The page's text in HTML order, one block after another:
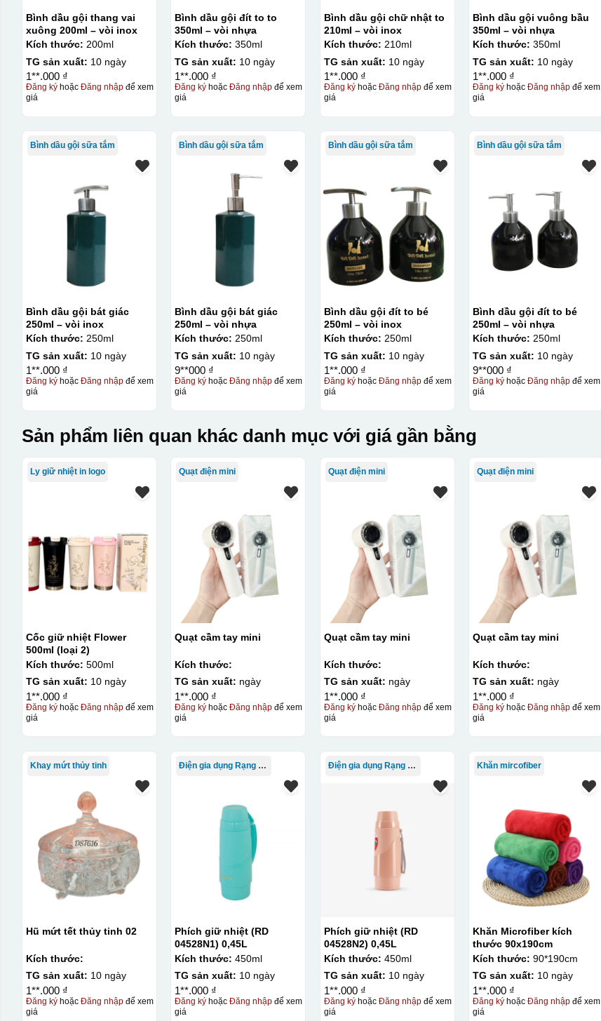
Men hỏa biến
Bình dầu gội thang vai
xuông 200ml – vòi inox
Kích thước: 200ml
TG sản xuất: 10 ngày
1**.000 ₫
Đăng kýhoặc Đăng nhậpđể xem
giá
Bình dầu gội đít to to
350ml – vòi nhựa
Kích thước: 350ml
TG sản xuất: 10 ngày
1**.000 ₫
Đăng ký hoặcĐăng nhập để xem
giá
Bình dầu gội chữ nhật to
210ml – vòi inox
Kích thước: 210ml
TG sản xuất: 10 ngày
1**.000 ₫
Đăng kýhoặc Đăng nhậpđể xem
giá
Bình dầu gội vuông bầu
350ml – vòi nhựa
Kích thước: 350ml
TG sản xuất: 10 ngày
1**.000 ₫
Đăng ký hoặcĐăng nhập để xem
giá
Bình dầu gội sữa tắm
Bình dầu gội bát giác
250ml – vòi inox
Kích thước: 250ml
TG sản xuất: 10 ngày
1**.000 ₫
Đăng kýhoặc Đăng nhậpđể xem
giá
Bình dầu gội sữa tắm
Bình dầu gội bát giác
250ml – vòi nhựa
Kích thước: 250ml
TG sản xuất: 10 ngày
9**000 ₫
Đăng ký hoặcĐăng nhập để xem
giá
Bình dầu gội sữa tắm
Bình dầu gội đít to bé
250ml – vòi inox
Kích thước: 250ml
TG sản xuất: 10 ngày
1**.000 ₫
Đăng kýhoặc Đăng nhậpđể xem
giá
Bình dầu gội sữa tắm
Bình dầu gội đít to bé
250ml – vòi nhựa
Kích thước: 250ml
TG sản xuất: 10 ngày
9**000 ₫
Đăng ký hoặcĐăng nhập để xem
giá
Sản phẩm liên quan khác danh mục với giá gần bằng
Ly giữ nhiệt in logo
Cốc giữ nhiệt Flower
500ml (loại 2)
Kích thước: 500ml
TG sản xuất: 10 ngày
1**.000 ₫
Đăng kýhoặc Đăng nhậpđể xem
giá
Quạt điện mini
Quạt cầm tay mini
Kích thước:
TG sản xuất: ngày
1**.000 ₫
Đăng ký hoặcĐăng nhập để xem
giá
Quạt điện mini
Quạt cầm tay mini
Kích thước:
TG sản xuất: ngày
1**.000 ₫
Đăng kýhoặc Đăng nhậpđể xem
giá
Quạt điện mini
Quạt cầm tay mini
Kích thước:
TG sản xuất: ngày
1**.000 ₫
Đăng ký hoặcĐăng nhập để xem
giá
Khay mứt thủy tinh
Hũ mứt tết thủy tinh 02
Kích thước:
TG sản xuất: 10 ngày
1**.000 ₫
Đăng kýhoặc Đăng nhậpđể xem
giá
Điện gia dụng Rạng Đông
Phích giữ nhiệt (RD
04528N1) 0,45L
Kích thước: 450ml
TG sản xuất: 10 ngày
1**.000 ₫
Đăng ký hoặcĐăng nhập để xem
giá
Điện gia dụng Rạng Đông
Phích giữ nhiệt (RD
04528N2) 0,45L
Kích thước: 450ml
TG sản xuất: 10 ngày
1**.000 ₫
Đăng kýhoặc Đăng nhậpđể xem
giá
Khăn mircofiber
Khăn Microfiber kích
thước 90x190cm
Kích thước: 90*190cm
TG sản xuất: 10 ngày
1**.000 ₫
Đăng ký hoặcĐăng nhập để xem
giá